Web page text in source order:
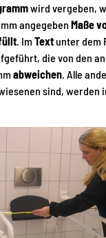
wird vergeben,
angegeben Maße
. Im Textunter dem
die von den
abweichen . Alle
sind, werden